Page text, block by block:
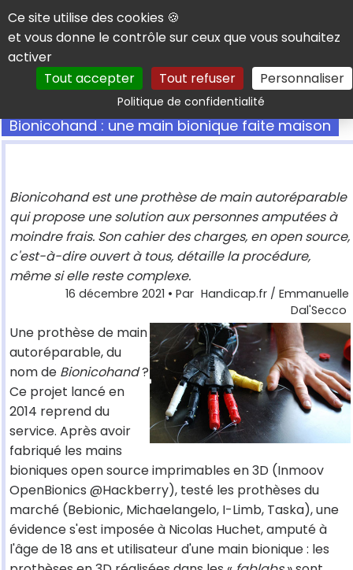
Panneau de gestion des cookies
Ce site utilise des cookies 🍪
et vous donne le contrôle sur ceux que vous souhaitez
activer
Tout accepter
Tout refuser Personnaliser
Politique de confidentialitéRechercher
Bionicohand : une main bionique faite maison
Bionicohand est une prothèse de main autoréparable
qui propose une solution aux personnes amputées à
moindre frais. Son cahier des charges, en open source,
c'est-à-dire ouvert à tous, détaille la procédure,
même si elle reste complexe.
16 décembre 2021 • Par Handicap.fr / Emmanuelle
Dal'Secco
Une prothèse de main
autoréparable, du
nom de Bionicohand?
Ce projet lancé en
2014 reprend du
service. Après avoir
fabriqué les mains
bioniques open source imprimables en 3D (Inmoov
OpenBionics @Hackberry), testé les prothèses du
marché (Bebionic, Michaelangelo, I-Limb, Taska), une
évidence s'est imposée à Nicolas Huchet, amputé à
l'âge de 18 ans et utilisateur d'une main bionique : les